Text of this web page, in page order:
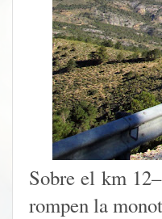
Sobre el km
rompen la